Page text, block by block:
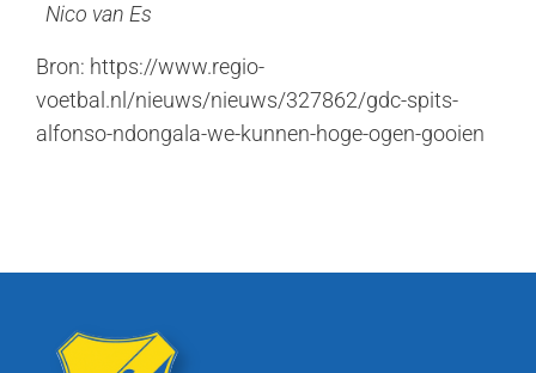
Nico van Es
Bron: https://www.regio-
voetbal.nl/nieuws/nieuws/327862/gdc-spits-
alfonso-ndongala-we-kunnen-hoge-ogen-gooien